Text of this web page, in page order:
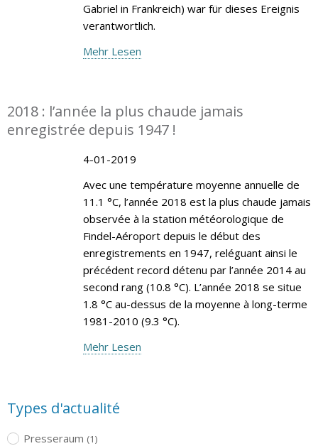
Gabriel in Frankreich) war für dieses Ereignis
verantwortlich.
Mehr Lesen
2018 : l’année la plus chaude jamais
enregistrée depuis 1947 !
4-01-2019
Avec une température moyenne annuelle de
11.1 °C, l’année 2018 est la plus chaude jamais
observée à la station météorologique de
Findel-Aéroport depuis le début des
enregistrements en 1947, reléguant ainsi le
précédent record détenu par l’année 2014 au
second rang (10.8 °C). L’année 2018 se situe
1.8 °C au-dessus de la moyenne à long-terme
1981-2010 (9.3 °C).
Mehr Lesen
Types d'actualité
Presseraum (1)